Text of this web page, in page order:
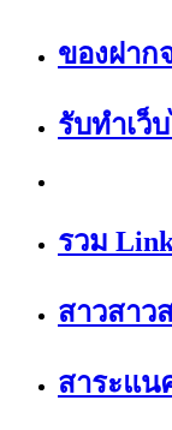
ของฝาก
รับทำเว็
รวม
สาวสาว
สาระแน